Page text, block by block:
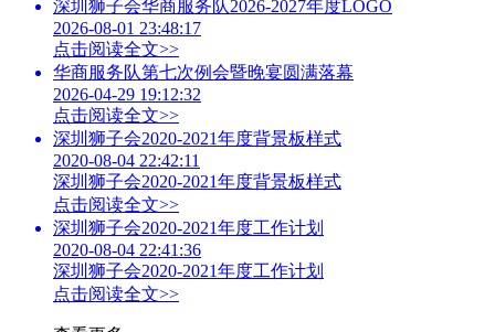
深圳狮子会华商服务队2026-2027年度LOGO
2026-08-01 23:48:17
点击阅读全文>>
华商服务队第七次例会暨晚宴圆满落幕
2026-04-29 19:12:32
点击阅读全文>>
深圳狮子会2020-2021年度背景板样式
2020-08-04 22:42:11
深圳狮子会2020-2021年度背景板样式
点击阅读全文>>
深圳狮子会2020-2021年度工作计划
2020-08-04 22:41:36
深圳狮子会2020-2021年度工作计划
点击阅读全文>>